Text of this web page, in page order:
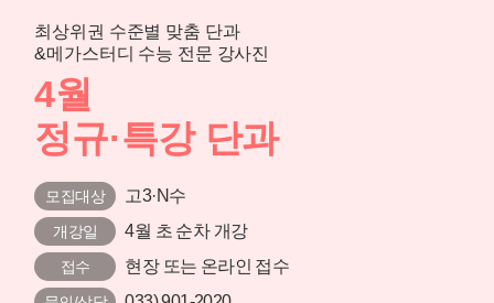
최상위권 수준별 맞춤 단과
&메가스터디 수능 전문 강사진
4월
정규·특강 단과
모집대상 고3·N수
개강일 4월 초 순차 개강
접수 현장 또는 온라인 접수